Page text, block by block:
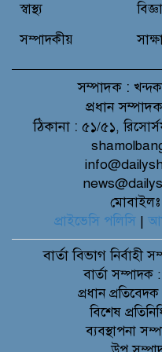
স্বাস্থ্য
সম্পাদকীয়
সম্পাদক :
প্রধান
ঠিকানা : ৫১/৫১,
প্রাইভেসি পলিসি |
বার্তা বিভাগনির্বাহী
বার্তা
প্রধান
বিশেষ
ব্যবস্থাপনা